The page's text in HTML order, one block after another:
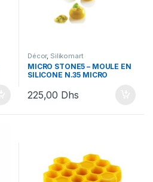
Décor, Silikomart
MICRO STONE5 – MOULE EN
SILICONE N.35 MICRO
225,00 Dhs